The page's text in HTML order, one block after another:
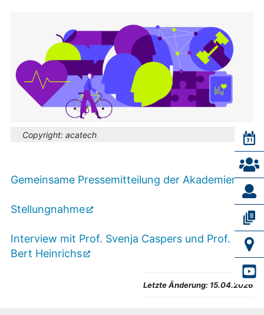
Copyright: acatech
Gemeinsame Pressemitteilung der Akademien
Stellungnahme
Interview mit Prof. Svenja Caspers und Prof.
Bert Heinrichs
Letzte Änderung: 15.04.2026